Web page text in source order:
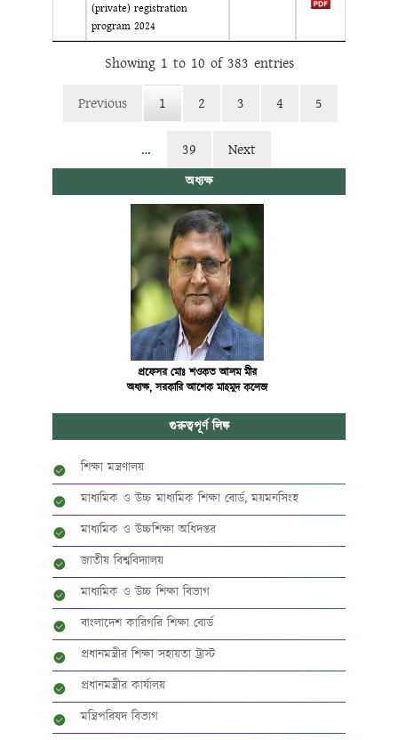
(private) registration
program 2024
Showing 1 to 10 of 383 entries
Previous
1 2 3 4 5
… 39 Next
অধ্যক্ষ
প্রফেসর মোঃ শওকত আলম মীর
অধ্যক্ষ, সরকারি আশেক মাহমুদ কলেজ
গুরুত্বপূর্ণ লিঙ্ক
শিক্ষা মন্ত্রণালয়
মাধ্যমিক ও উচ্চ মাধ্যমিক শিক্ষা বোর্ড, ময়মনসিংহ
মাধ্যমিক ও উচ্চশিক্ষা অধিদপ্তর
জাতীয় বিশ্ববিদ্যালয়
মাধ্যমিক ও উচ্চ শিক্ষা বিভাগ
বাংলাদেশ কারিগরি শিক্ষা বোর্ড
প্রধানমন্ত্রীর শিক্ষা সহায়তা ট্রাস্ট
প্রধানমন্ত্রীর কার্যালয়
মন্ত্রিপরিষদ বিভাগ